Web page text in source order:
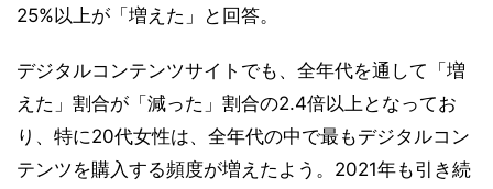
25%以上が「増えた」と回答。
デジタルコンテンツサイトでも、全年代を通して「増
えた」割合が「減った」割合の2.4倍以上となってお
り、特に20代女性は、全年代の中で最もデジタルコン
テンツを購入する頻度が増えたよう。2021年も引き続